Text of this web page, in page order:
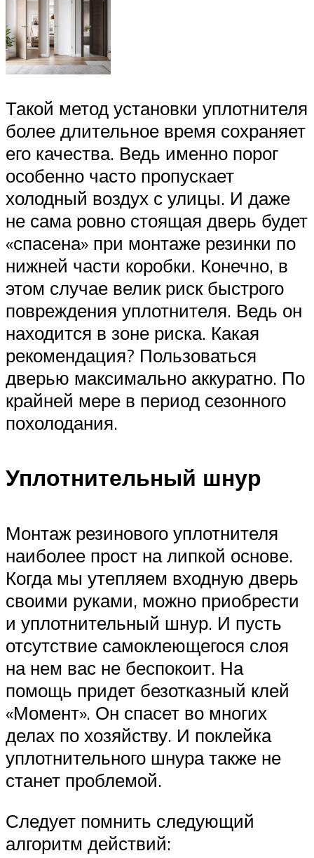
Такой метод установки уплотнителя
более длительное время сохраняет
его качества. Ведь именно порог
особенно часто пропускает
холодный воздух с улицы. И даже
не сама ровно стоящая дверь будет
«спасена» при монтаже резинки по
нижней части коробки. Конечно, в
этом случае велик риск быстрого
повреждения уплотнителя. Ведь он
находится в зоне риска. Какая
рекомендация? Пользоваться
дверью максимально аккуратно. По
крайней мере в период сезонного
похолодания.
Уплотнительный шнур
Монтаж резинового уплотнителя
наиболее прост на липкой основе.
Когда мы утепляем входную дверь
своими руками, можно приобрести
и уплотнительный шнур. И пусть
отсутствие самоклеющегося слоя
на нем вас не беспокоит. На
помощь придет безотказный клей
«Момент». Он спасет во многих
делах по хозяйству. И поклейка
уплотнительного шнура также не
станет проблемой.
Следует помнить следующий
алгоритм действий: